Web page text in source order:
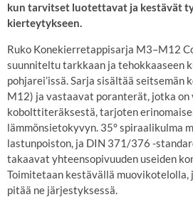
kun tarvitset luotettavat ja kestävät
kierteytykseen.
Ruko Konekierretappisarja M3–M12
suunniteltu tarkkaan ja tehokkaaseen
pohjarei’issä.Sarja sisältää seitsemän
M12) ja vastaavat poranterät, jotka on
kobolttiteräksestä, tarjoten
lämmönsietokyvyn. 35° spiraalikulma
lastunpoiston, ja DIN 371/376 -
takaavat yhteensopivuuden useiden
Toimitetaan kestävällä muovikotelolla,
pitää ne järjestyksessä.